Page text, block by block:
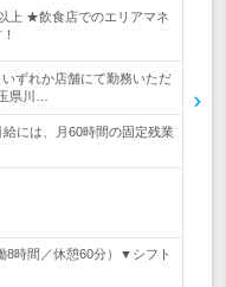
上 ★飲食店でのエリアマネ
ずれか店舗にて勤務いただ
県川…
には、月60時間の固定残業
8時間／休憩60分）▼シフト